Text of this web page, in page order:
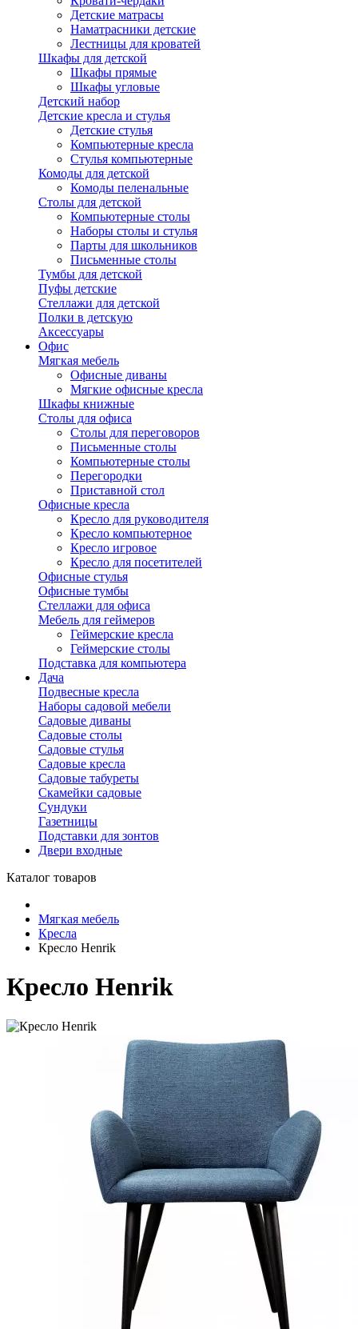
Детские матрасы
Наматрасники детские
Лестницы для кроватей
Шкафы для детской
Шкафы прямые
Шкафы угловые
Детский набор
Детские кресла и стулья
Детские стулья
Компьютерные кресла
Стулья компьютерные
Комоды для детской
Комоды пеленальные
Столы для детской
Компьютерные столы
Наборы столы и стулья
Парты для школьников
Письменные столы
Тумбы для детской
Пуфы детские
Стеллажи для детской
Полки в детскую
Аксессуары
Офис
Мягкая мебель
Офисные диваны
Мягкие офисные кресла
Шкафы книжные
Столы для офиса
Столы для переговоров
Письменные столы
Компьютерные столы
Перегородки
Приставной стол
Офисные кресла
Кресло для руководителя
Кресло компьютерное
Кресло игровое
Кресло для посетителей
Офисные стулья
Офисные тумбы
Стеллажи для офиса
Мебель для геймеров
Геймерские кресла
Геймерские столы
Подставка для компьютера
Дача
Подвесные кресла
Наборы садовой мебели
Садовые диваны
Садовые столы
Садовые стулья
Садовые кресла
Садовые табуреты
Скамейки садовые
Сундуки
Газетницы
Подставки для зонтов
Двери входные
Каталог товаров
Мягкая мебель
Кресла
Кресло Henrik
Кресло Henrik